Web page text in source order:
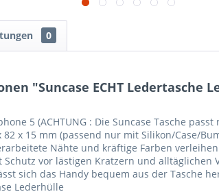
0
"Suncase ECHT Ledertasche
5 (ACHTUNG : Die Suncase Tasche
82 x 15 mm (passend nur mit Silikon/Case/
Nähte und kräftige Farben
Schutz vor lästigen Kratzern und alltäglichen
sich das Handy bequem aus der Tasche
Lederhülle